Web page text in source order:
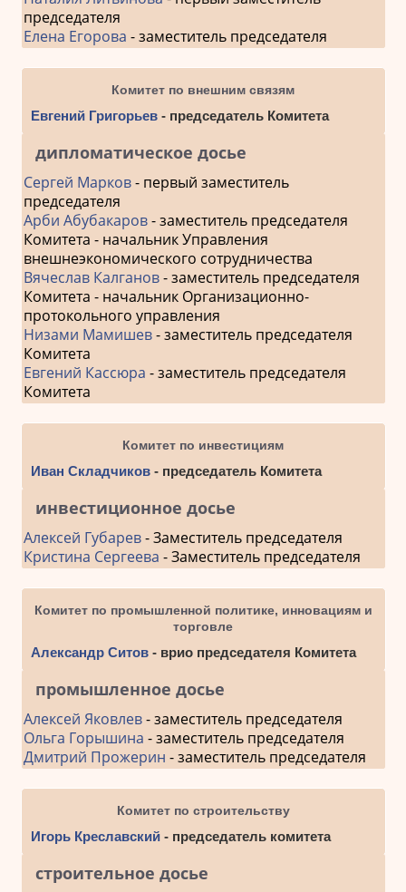
председателя
Елена Егорова - заместитель председателя
Комитет по внешним связям
Евгений Григорьев- председатель Комитета
дипломатическое досье
Сергей Марков- первый заместитель
председателя
Арби Абубакаров- заместитель председателя
Комитета - начальник Управления
внешнеэкономического сотрудничества
Вячеслав Калганов- заместитель председателя
Комитета - начальник Организационно-
протокольного управления
Низами Мамишев- заместитель председателя
Комитета
Евгений Кассюра - заместитель председателя
Комитета
Комитет по инвестициям
Иван Складчиков- председатель Комитета
инвестиционное досье
Алексей Губарев- Заместитель председателя
Кристина Сергеева - Заместитель председателя
Комитет по промышленной политике, инновациям и
торговле
Александр Ситов- врио председателя Комитета
промышленное досье
Алексей Яковлев- заместитель председателя
Ольга Горышина - заместитель председателя
Дмитрий Прожерин - заместитель председателя
Комитет по строительству
Игорь Креславский - председатель комитета
строительное досье